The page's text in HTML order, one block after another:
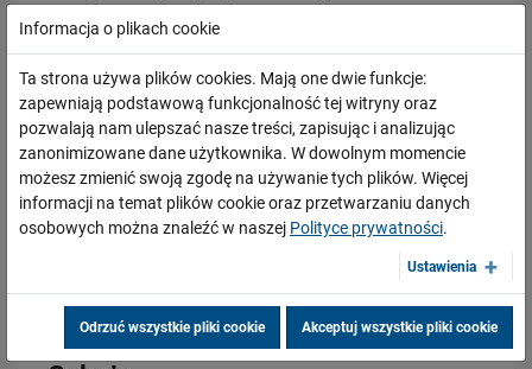
Rzeszowski zakład Polskich Linii Kolejowych wymienił
zużyte elementy i zabezpieczył pięcioprzęsłową stalową
konstrukcję przed korozja. Wymieniony jest podest i osłony
przeciwporażeniowe nad siecią trakcyjną. Przejściu ma też
nowe oświetlenie.
Po pięciu miesiącach remontu droga „przez stację” znów
jest o połowę krótsza. Prace trwały od kwietnia.
Kosztowały prawie milion złotych.
PKP Polskie Linie Kolejowe S.A.
03.08.2026
Dzięki KPO kolej zmieniła Limanową
PRZECZYTAJ
31.07.2026
Informacja o plikach cookie
Ta strona używa plików cookies. Mają one dwie funkcje:
zapewniają podstawową funkcjonalność tej witryny oraz
pozwalają nam ulepszać nasze treści, zapisując i analizując
zanonimizowane dane użytkownika. W dowolnym momencie
możesz zmienić swoją zgodę na używanie tych plików. Więcej
informacji na temat plików cookie oraz przetwarzaniu danych
osobowych można znaleźć w naszej Polityce prywatności.
Ustawienia
Odrzuć wszystkie pliki cookie Akceptuj wszystkie pliki cookie